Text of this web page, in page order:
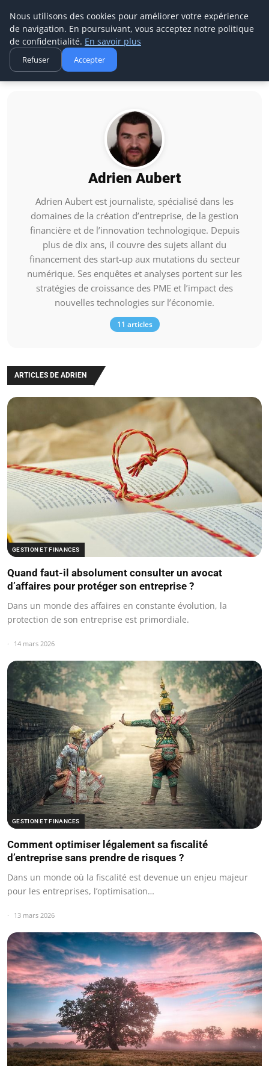
Ms Events Europe
Accueil Adrien Aubert
Adrien Aubert
Adrien Aubert est journaliste, spécialisé dans les
domaines de la création d’entreprise, de la gestion
financière et de l’innovation technologique. Depuis
plus de dix ans, il couvre des sujets allant du
financement des start-up aux mutations du secteur
numérique. Ses enquêtes et analyses portent sur les
stratégies de croissance des PME et l’impact des
nouvelles technologies sur l’économie.
11 articles
ARTICLES DE ADRIEN
GESTION ET FINANCES
Quand faut-il absolument consulter un avocat
d’affaires pour protéger son entreprise ?
Dans un monde des affaires en constante évolution, la
protection de son entreprise est primordiale.
14 mars 2026
GESTION ET FINANCES
Comment optimiser légalement sa fiscalité
d’entreprise sans prendre de risques ?
Dans un monde où la fiscalité est devenue un enjeu majeur
pour les entreprises, l’optimisation…
13 mars 2026
Nous utilisons des cookies pour améliorer votre expérience
de navigation. En poursuivant, vous acceptez notre politique
de confidentialité. En savoir plus
Refuser Accepter